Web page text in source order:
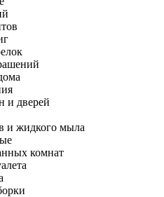
и дверей
и жидкого мыла
комнат